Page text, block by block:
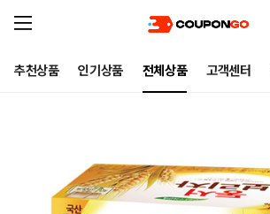
추천상품 인기상품 전체상품 고객센터